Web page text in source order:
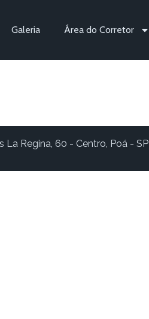
Galeria Área do Corretor
La Regina, 60 - Centro, Poá - SP